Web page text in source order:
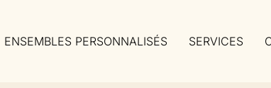
ENSEMBLES PERSONNALISÉS SERVICES